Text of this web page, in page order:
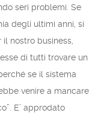
seri problemi. Se
degli ultimi anni, si
nostro business,
di tutti trovare un
se il sistema
venire a mancare
E’ approdato